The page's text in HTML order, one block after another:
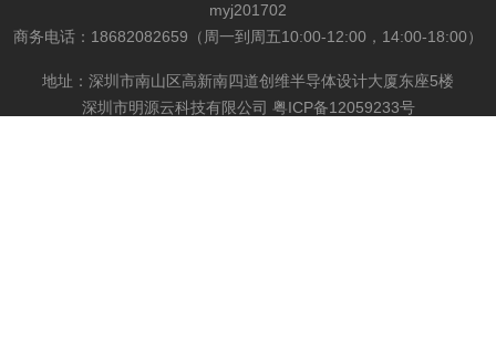
myj201702
商务电话：18682082659（周一到周五10:00-12:00，14:00-18:00）
地址：深圳市南山区高新南四道创维半导体设计大厦东座5楼
深圳市明源云科技有限公司 粤ICP备12059233号